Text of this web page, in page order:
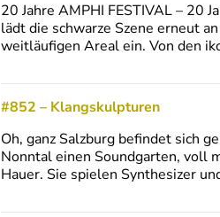
20 Jahre AMPHI FESTIVAL – 20
lädt die schwarze Szene erneut
weitläufigen Areal ein. Von den
#852 – Klangskulpturen
Oh, ganz Salzburg befindet sich
Nonntal einen Soundgarten, voll
Hauer. Sie spielen Synthesizer